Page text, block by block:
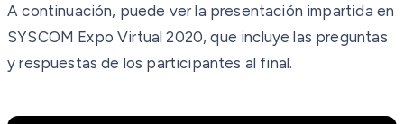
A continuación, puede ver la presentación impartida en
SYSCOM Expo Virtual 2020, que incluye las preguntas
y respuestas de los participantes al final.